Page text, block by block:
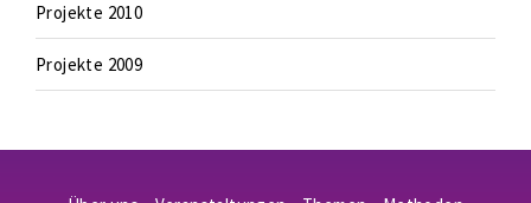
Projekte 2010
Projekte 2009